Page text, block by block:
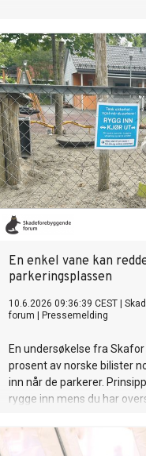
En enkel vane kan
parkeringsplassen
10.6.2026 09:36:39 CEST
forum
Pressemelding
En undersøkelse fra
prosent av norske bilister
inn når de parkerer.
rygge inn mens du har
det bety forskjellen mellom
nærpasning og en tragedie.